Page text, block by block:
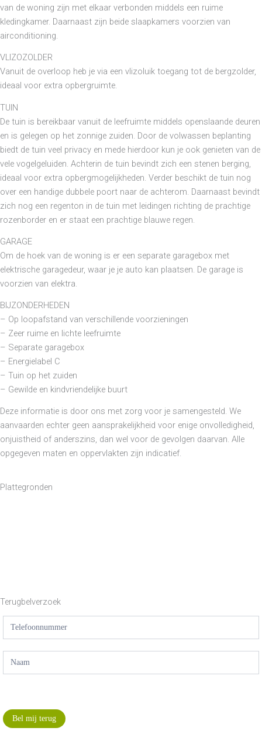
van de woning zijn met elkaar verbonden middels een ruime
kledingkamer. Daarnaast zijn beide slaapkamers voorzien van
airconditioning.
VLIZOZOLDER
Vanuit de overloop heb je via een vlizoluik toegang tot de bergzolder,
ideaal voor extra opbergruimte.
TUIN
De tuin is bereikbaar vanuit de leefruimte middels openslaande deuren
en is gelegen op het zonnige zuiden. Door de volwassen beplanting
biedt de tuin veel privacy en mede hierdoor kun je ook genieten van de
vele vogelgeluiden. Achterin de tuin bevindt zich een stenen berging,
ideaal voor extra opbergmogelijkheden. Verder beschikt de tuin nog
over een handige dubbele poort naar de achterom. Daarnaast bevindt
zich nog een regenton in de tuin met leidingen richting de prachtige
rozenborder en er staat een prachtige blauwe regen.
GARAGE
Om de hoek van de woning is er een separate garagebox met
elektrische garagedeur, waar je je auto kan plaatsen. De garage is
voorzien van elektra.
BIJZONDERHEDEN
– Op loopafstand van verschillende voorzieningen
– Zeer ruime en lichte leefruimte
– Separate garagebox
– Energielabel C
– Tuin op het zuiden
– Gewilde en kindvriendelijke buurt
Deze informatie is door ons met zorg voor je samengesteld. We
aanvaarden echter geen aansprakelijkheid voor enige onvolledigheid,
onjuistheid of anderszins, dan wel voor de gevolgen daarvan. Alle
opgegeven maten en oppervlakten zijn indicatief.
Plattegronden
Terugbelverzoek
mij
Bel mij terug